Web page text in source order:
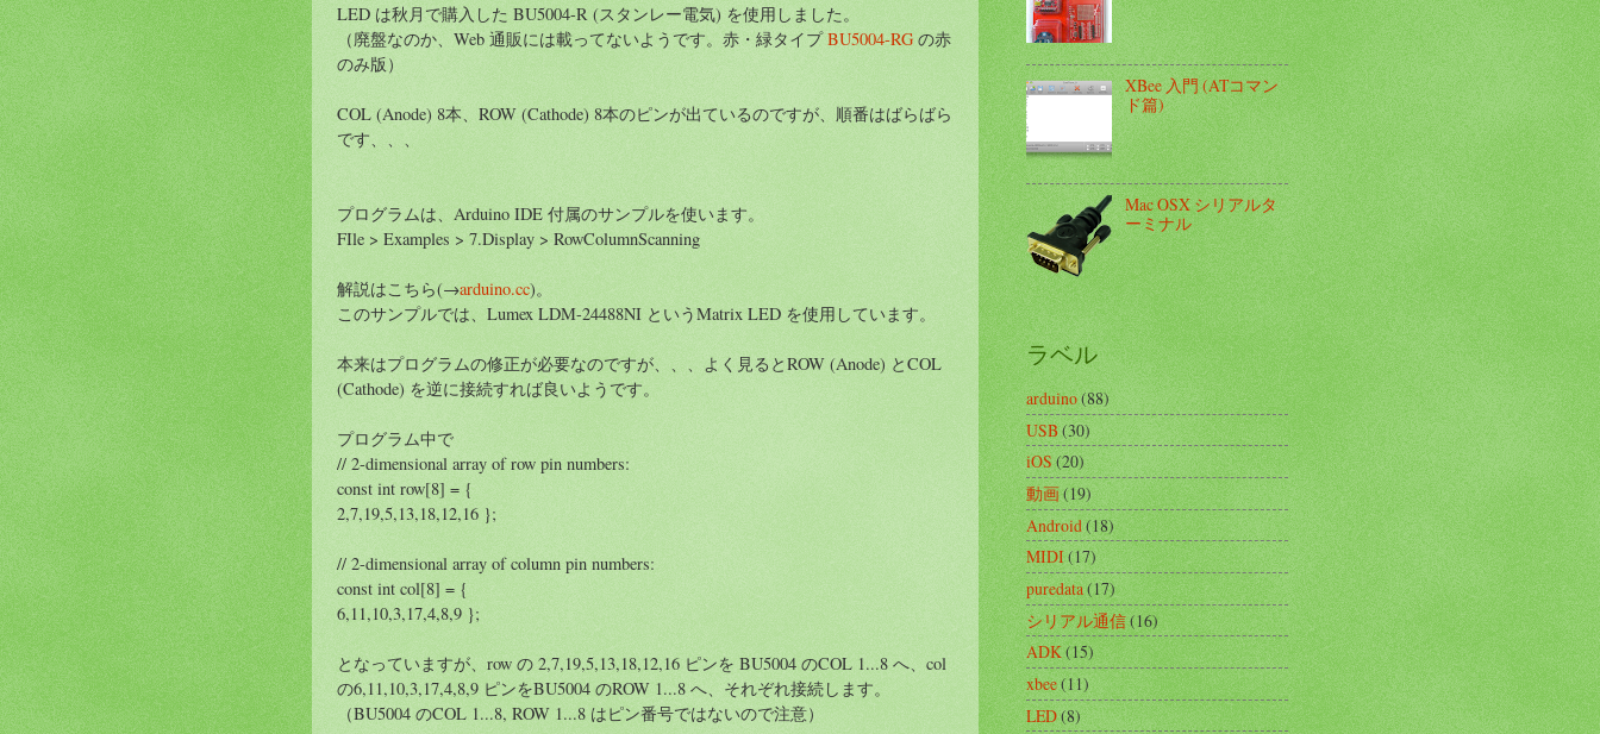
LED は秋月で購入した BU5004-R (スタンレー電気) を使用しました。
（廃盤なのか、Web 通販には載ってないようです。赤・緑タイプBU5004-RG の赤
のみ版）
COL (Anode) 8本、ROW (Cathode) 8本のピンが出ているのですが、順番はばらばら
です、、、
プログラムは、Arduino IDE 付属のサンプルを使います。
FIle > Examples > 7.Display > RowColumnScanning
解説はこちら(→arduino.cc)。
このサンプルでは、Lumex LDM-24488NI というMatrix LED を使用しています。
本来はプログラムの修正が必要なのですが、、、よく見るとROW (Anode) とCOL
(Cathode) を逆に接続すれば良いようです。
プログラム中で
// 2-dimensional array of row pin numbers:
const int row[8] = {
2,7,19,5,13,18,12,16 };
// 2-dimensional array of column pin numbers:
const int col[8] = {
6,11,10,3,17,4,8,9 };
となっていますが、row の 2,7,19,5,13,18,12,16 ピンを BU5004 のCOL 1...8 へ、col
の6,11,10,3,17,4,8,9 ピンをBU5004 のROW 1...8 へ、それぞれ接続します。
（BU5004 のCOL 1...8, ROW 1...8 はピン番号ではないので注意）
XBee 入門 (ATコマン
ド篇)
Mac OSX シリアルタ
ーミナル
ラベル
arduino(88)
USB(30)
iOS (20)
動画(19)
Android(18)
MIDI(17)
puredata(17)
シリアル通信(16)
ADK(15)
xbee(11)
LED(8)